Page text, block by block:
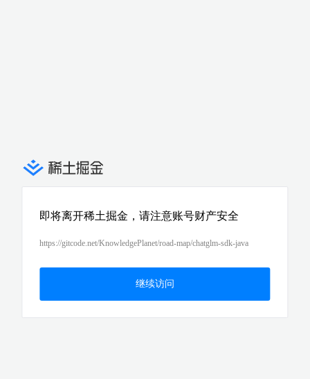
即将离开稀土掘金，请注意账号财产安全
https://gitcode.net/KnowledgePlanet/road-map/chatglm-sdk-java
继续访问